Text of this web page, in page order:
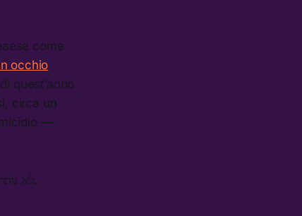
come
occhio
quest’anno
circa un
—
לא נותרה לנו ברירה אלא לחסום את כביש 6. אנחנו במצב חירום ואסור לחכות לקורבן הבא.